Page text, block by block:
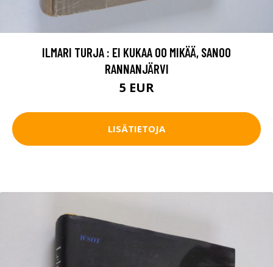
ILMARI TURJA : EI KUKAA OO MIKÄÄ, SANOO
RANNANJÄRVI
5 EUR
LISÄTIETOJA